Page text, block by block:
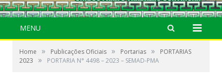
MENU
Home » Publicações Oficiais » Portarias »
PORTARIAS
2023
» PORTARIA N° 4498 – 2023 – SEMAD-PMA